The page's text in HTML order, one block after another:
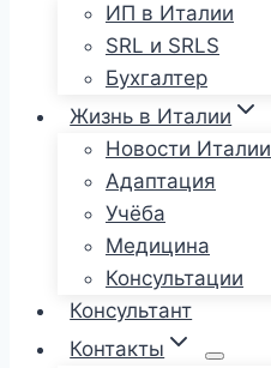
ИП в Италии
SRL и SRLS
Бухгалтер
Жизнь в Италии
Новости Италии
Адаптация
Учёба
Медицина
Консультации
Консультант
Контакты